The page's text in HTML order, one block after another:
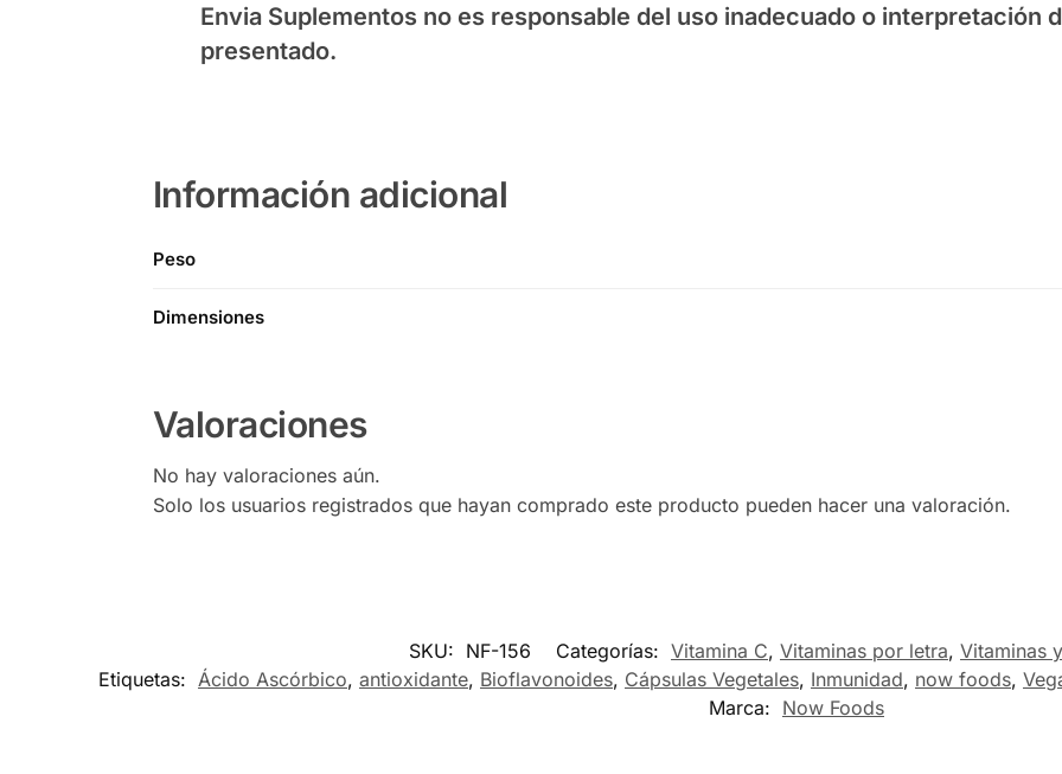
Envia Suplementos no es responsable del uso inadecuado o interpretación
presentado.
Información adicional
Peso
Dimensiones
Valoraciones
No hay valoraciones aún.
Solo los usuarios registrados que hayan comprado este producto pueden hacer una valoración.
SKU: NF-156 Categorías: Vitamina C, Vitaminas por letra, Vitaminas
Etiquetas: Ácido Ascórbico, antioxidante, Bioflavonoides, Cápsulas Vegetales, Inmunidad, now foods,
Marca: Now Foods